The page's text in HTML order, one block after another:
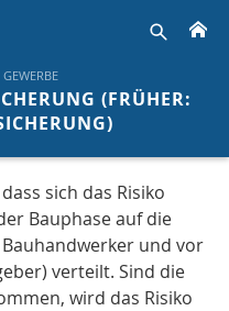
GEWERBE
(FRÜHER:
sich das Risiko
Bauphase auf die
und vor
verteilt. Sind die
wird das Risiko